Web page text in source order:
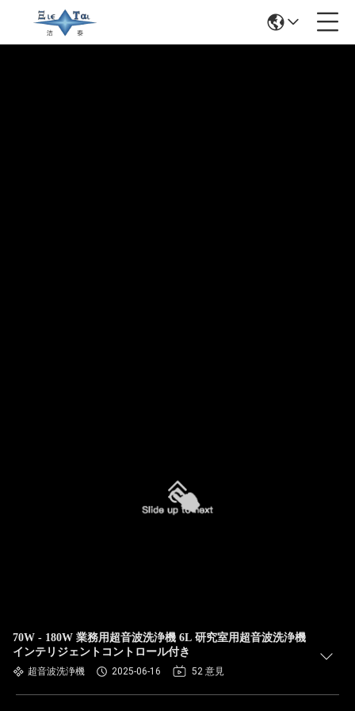
70W - 180W 業務用超音波洗浄機 6L 研究室用超音波洗浄機
インテリジェントコントロール付き
超音波洗浄機 2025-06-16 52 意見